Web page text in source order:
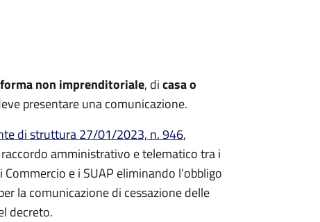
non imprenditoriale, dicasa o
presentare una comunicazione.
di struttura 27/01/2023, n. 946,
amministrativo e telematico tra i
e i SUAP eliminando l’obbligo
la comunicazione di cessazione delle
decreto.